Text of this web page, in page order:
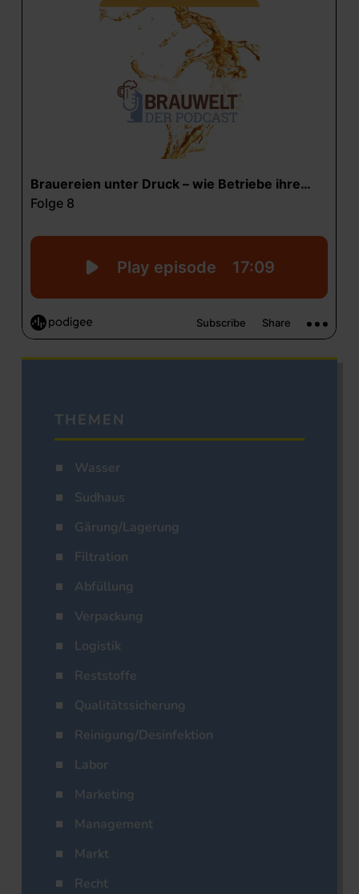
THEMEN
Wasser
Sudhaus
Gärung/Lagerung
Filtration
Abfüllung
Verpackung
Logistik
Reststoffe
Qualitätssicherung
Reinigung/Desinfektion
Labor
Marketing
Management
Markt
Recht